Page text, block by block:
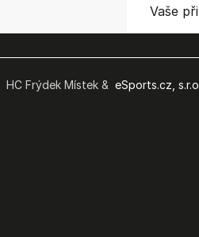
Vaše
Frýdek Místek &eSports.cz,